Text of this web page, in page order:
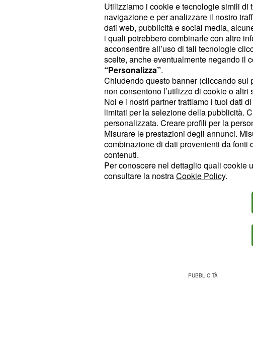
Nilufar e Giordano: tra
l'atteso falò di confronto
Mancano pochissime ore alla messa in
puntata di Temptation Island VIP, che
comincerà con il confronto immediato
Mazzocchialla fidanzataNilufar Addati.
Anche se Simona Ventura ha lasciato il
senza rivelare la decisione presa dalla
qualche giorno sappiamo cosa accadrà.
infatti, ha anticipato che l'ex tronista di
fine accetterà la richiesta di Giordano,
anticipazioni su quello che è successo
Utilizziamo i cookie e tecnologie simili di
navigazione e per analizzare il nostro
dati web, pubblicità e social media,
i quali potrebbero combinarle con altre
acconsentire all’uso di tali tecnologie
scelte, anche eventualmente negando il
“Personalizza”.
Chiudendo questo banner (cliccando sul
non consentono l’utilizzo di cookie o
Noi e i nostri partner trattiamo i tuoi dati
limitati per la selezione della pubblicità.
personalizzata. Creare profili per la
Misurare le prestazioni degli annunci.
combinazione di dati provenienti da
contenuti.
Per conoscere nel dettaglio quali cookie
consultare la nostraCookie Policy.